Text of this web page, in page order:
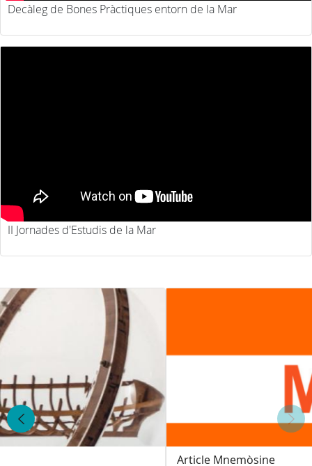
Decàleg de Bones Pràctiques entorn de la Mar
II Jornades d'Estudis de la Mar